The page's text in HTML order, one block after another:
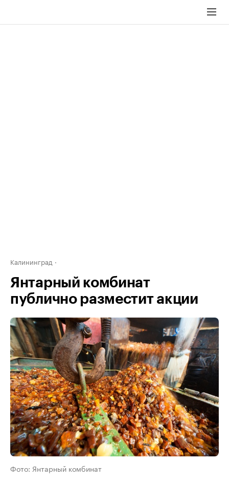
Калининград
Янтарный комбинат
публично разместит акции
Фото: Янтарный комбинат